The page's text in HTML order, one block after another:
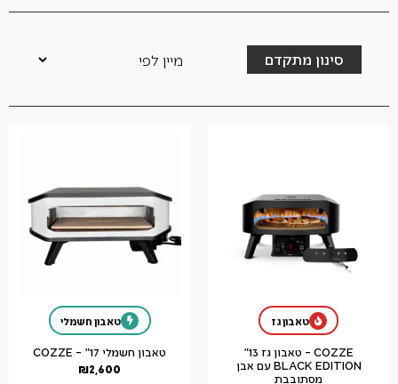
סינון מתקדם
טאבון גז
COZZE – טאבון גז 13"
BLACK EDITION עם אבן
מסתובבת
טאבון חשמלי
טאבון חשמלי 17" – COZZE
₪2,600